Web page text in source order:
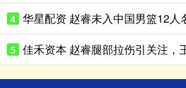
4
5